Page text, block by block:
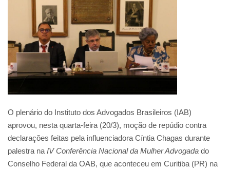
O plenário do Instituto dos Advogados Brasileiros (IAB)
aprovou, nesta quarta-feira (20/3), moção de repúdio contra
declarações feitas pela influenciadora Cíntia Chagas durante
palestra na IV Conferência Nacional da Mulher Advogada do
Conselho Federal da OAB, que aconteceu em Curitiba (PR) na